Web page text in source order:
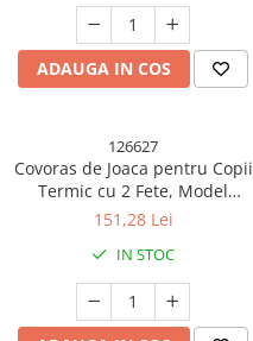
ADAUGA IN COS
126627
Covoras de Joaca pentru Copii
Termic cu 2 Fete, Model
Ursule?i si Delfini, cu Spuma,
200cm x 180cm x 1cm
151,28 Lei
IN STOC